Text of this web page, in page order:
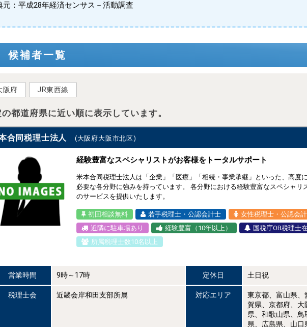
元：平成28年経済センサス－活動調査
候補者一覧
阪府 JR東西線
都道府県に近い順に表示しています。
合同税理士法人 (大阪府大阪市北区)
経験豊富なスペシャリストがお客様をトータルサポート
米本合同税理士法人は「企業」「医療」「相続・事業承継」といった、高度
必要な各分野に強みを持っています。 各分野における経験豊富なスペシャリ
のサービスを提供いたします。
初回相談無料 若手税理士・公認会計士
女性税理士・公認会
近隣に駐車場あり
経験豊富（10年以上）
国税庁OB税理士
所属税理士数10名以上
営業時間 9時～17時 定休日 土日祝
税理士会 近畿会岸和田支部所属 対応エリア
東京都、富山県、
賀県、京都府、大
県、和歌山県、
県、広島県、山口